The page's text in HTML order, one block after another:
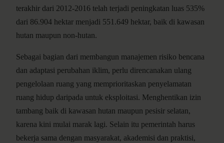
terakhir dari 2012-2016 telah terjadi peningkatan luas 535%
dari 86.904 hektar menjadi 551.649 hektar, baik di kawasan
hutan maupun non-hutan.
Sebagai bagian dari membangun manajemen risiko bencana
dan adaptasi perubahan iklim, perlu direncanakan ulang
pengelolaan ruang yang memprioritaskan penyelamatan
ruang hidup daripada untuk eksploitasi. Menghentikan izin
tambang baik di kawasan hutan maupun pesisir selatan,
karena kini mulai marak lagi. Selain itu pemerintah harus
bekerja sama dengan masyarakat, akademisi dan praktisi,